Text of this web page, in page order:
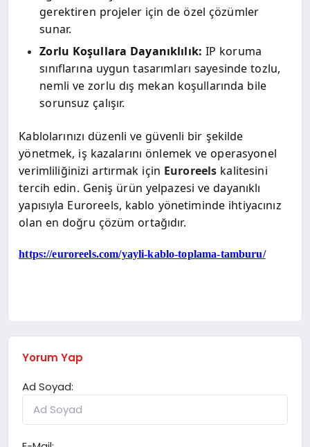
gerektiren projeler için de özel çözümler
sunar.
Zorlu Koşullara Dayanıklılık: IP koruma
sınıflarına uygun tasarımları sayesinde tozlu,
nemli ve zorlu dış mekan koşullarında bile
sorunsuz çalışır.
Kablolarınızı düzenli ve güvenli bir şekilde
yönetmek, iş kazalarını önlemek ve operasyonel
verimliliğinizi artırmak için Euroreels kalitesini
tercih edin. Geniş ürün yelpazesi ve dayanıklı
yapısıyla Euroreels, kablo yönetiminde ihtiyacınız
olan en doğru çözüm ortağıdır.
https://euroreels.com/yayli-kablo-toplama-tamburu/
Yorum Yap
Ad Soyad: